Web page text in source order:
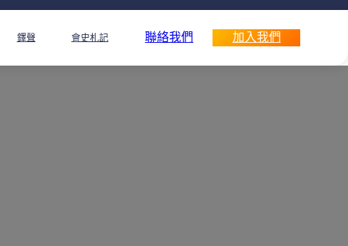
鐸聲 會史札記 聯絡我們 加入我們